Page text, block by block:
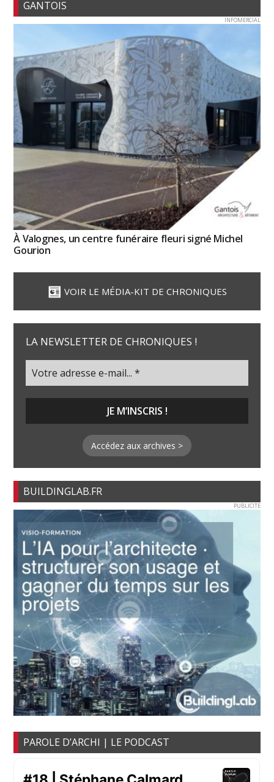
GANTOIS
INFOMERCIAL
À Valognes, un centre funéraire fleuri signé Michel
Gourion
VOIR LE MÉDIA-KIT DE CHRONIQUES
LA NEWSLETTER DE CHRONIQUES !
Accédez aux archives >
BUILDINGLAB.FR
PUBLICITE
PAROLE D’ARCHI | LE PODCAST